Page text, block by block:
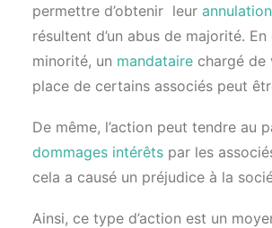
permettre d’obtenir leur annulation
résultent d’un abus de majorité. En
minorité, un mandataire chargé de
place de certains associés peut
De même, l’action peut tendre au
dommages intérêts par les
cela a causé un préjudice à la
Ainsi, ce type d’action est un